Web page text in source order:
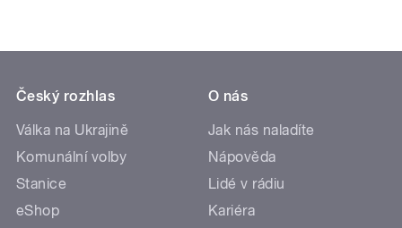
Český rozhlas
Válka na Ukrajině
Komunální volby
Stanice
eShop
O nás
Jak nás naladíte
Nápověda
Lidé v rádiu
Kariéra